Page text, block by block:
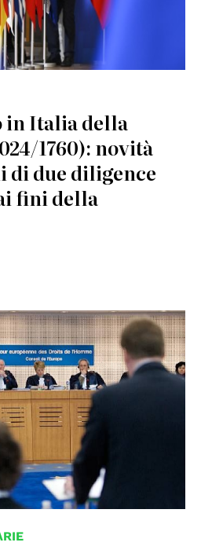
Italia della
1760): novità
due diligence
fini della